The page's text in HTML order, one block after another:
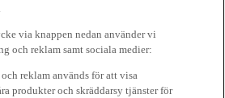
via knappen nedan använder vi
och reklam samt sociala medier:
reklam används för att visa
produkter och skräddarsy tjänster för